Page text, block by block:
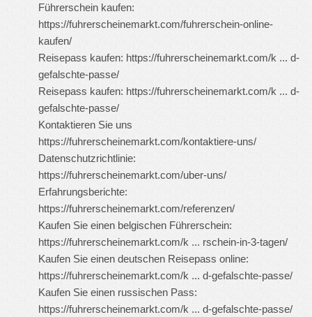
Führerschein kaufen:
https://fuhrerscheinemarkt.com/fuhrerschein-online-
kaufen/
Reisepass kaufen: https://fuhrerscheinemarkt.com/k ... d-
gefalschte-passe/
Reisepass kaufen: https://fuhrerscheinemarkt.com/k ... d-
gefalschte-passe/
Kontaktieren Sie uns
https://fuhrerscheinemarkt.com/kontaktiere-uns/
Datenschutzrichtlinie:
https://fuhrerscheinemarkt.com/uber-uns/
Erfahrungsberichte:
https://fuhrerscheinemarkt.com/referenzen/
Kaufen Sie einen belgischen Führerschein:
https://fuhrerscheinemarkt.com/k ... rschein-in-3-tagen/
Kaufen Sie einen deutschen Reisepass online:
https://fuhrerscheinemarkt.com/k ... d-gefalschte-passe/
Kaufen Sie einen russischen Pass:
https://fuhrerscheinemarkt.com/k ... d-gefalschte-passe/